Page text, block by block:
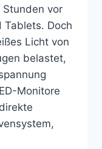
vor
Tablets. Doch
Licht von
belastet,
Monitore